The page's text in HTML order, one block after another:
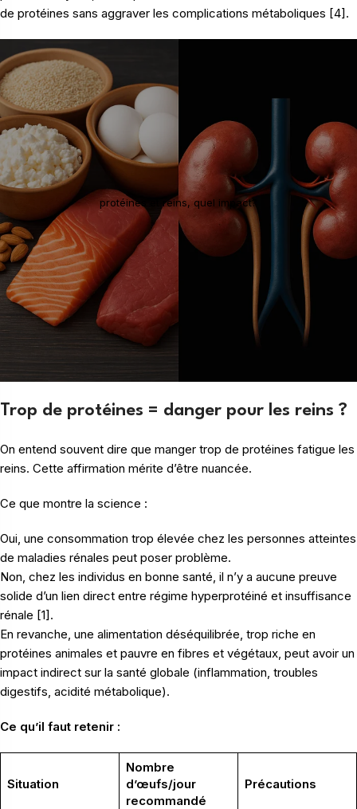
de protéines sans aggraver les complications métaboliques [4].
protéines et reins, quel impact?
Trop de protéines = danger pour les reins ?
On entend souvent dire que manger trop de protéines fatigue les
reins. Cette affirmation mérite d’être nuancée.
Ce que montre la science :
Oui, une consommation trop élevée chez les personnes atteintes
de maladies rénales peut poser problème.
Non, chez les individus en bonne santé, il n’y a aucune preuve
solide d’un lien direct entre régime hyperprotéiné et insuffisance
rénale [1].
En revanche, une alimentation déséquilibrée, trop riche en
protéines animales et pauvre en fibres et végétaux, peut avoir un
impact indirect sur la santé globale (inflammation, troubles
digestifs, acidité métabolique).
Ce qu’il faut retenir :
Situation
Nombre
d’œufs/jour
recommandé
Précautions